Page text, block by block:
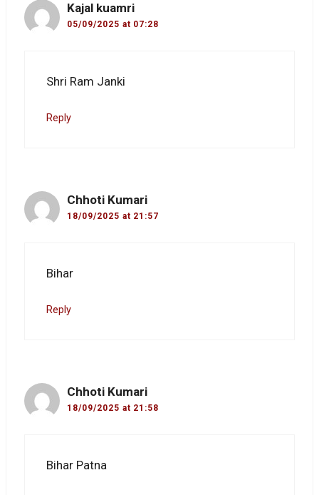
Kajal kuamri
05/09/2025 at 07:28
Shri Ram Janki
Reply
Chhoti Kumari
18/09/2025 at 21:57
Bihar
Reply
Chhoti Kumari
18/09/2025 at 21:58
Bihar Patna